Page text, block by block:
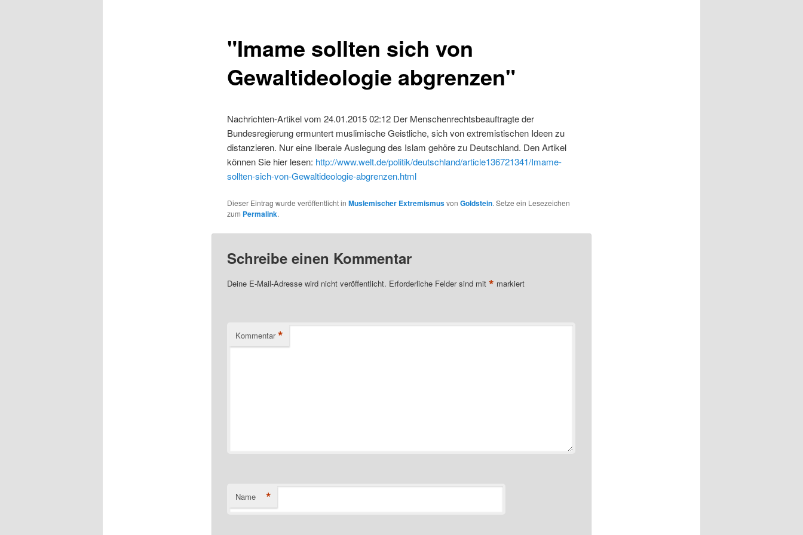
"Imame sollten sich von
Gewaltideologie abgrenzen"
Nachrichten-Artikel vom 24.01.2015 02:12 Der Menschenrechtsbeauftragte der
Bundesregierung ermuntert muslimische Geistliche, sich von extremistischen Ideen zu
distanzieren. Nur eine liberale Auslegung des Islam gehöre zu Deutschland. Den Artikel
können Sie hier lesen: http://www.welt.de/politik/deutschland/article136721341/Imame-
sollten-sich-von-Gewaltideologie-abgrenzen.html
Dieser Eintrag wurde veröffentlicht in Muslemischer Extremismusvon Goldstein. Setze ein Lesezeichen
zum Permalink.
Schreibe einen Kommentar
Deine E-Mail-Adresse wird nicht veröffentlicht. Erforderliche Felder sind mit * markiert
Kommentar *
Name *